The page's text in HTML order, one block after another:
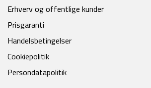
Erhverv og offentlige kunder
Prisgaranti
Handelsbetingelser
Cookiepolitik
Persondatapolitik